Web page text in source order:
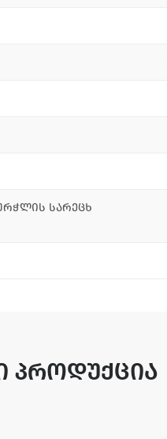
სარეცხ
პროდუქცია